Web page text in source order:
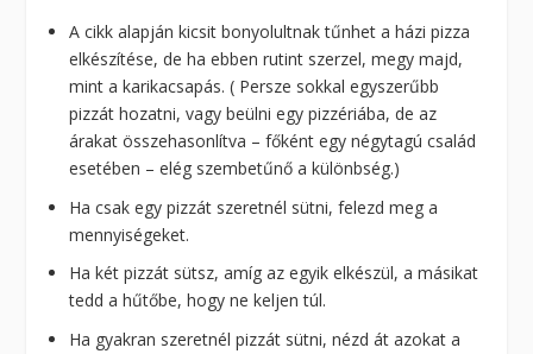
A cikk alapján kicsit bonyolultnak tűnhet a házi pizza
elkészítése, de ha ebben rutint szerzel, megy majd,
mint a karikacsapás. ( Persze sokkal egyszerűbb
pizzát hozatni, vagy beülni egy pizzériába, de az
árakat összehasonlítva – főként egy négytagú család
esetében – elég szembetűnő a különbség.)
Ha csak egy pizzát szeretnél sütni, felezd meg a
mennyiségeket.
Ha két pizzát sütsz, amíg az egyik elkészül, a másikat
tedd a hűtőbe, hogy ne keljen túl.
Ha gyakran szeretnél pizzát sütni, nézd át azokat a